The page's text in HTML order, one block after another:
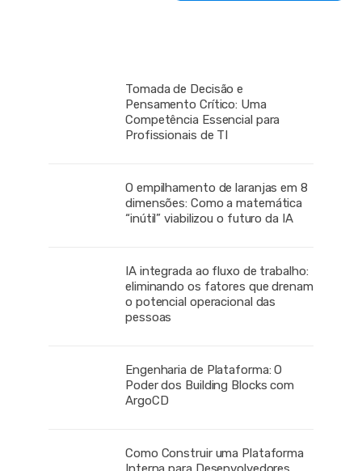
Tomada de Decisão e
Pensamento Crítico: Uma
Competência Essencial para
Profissionais de TI
O empilhamento de laranjas em 8
dimensões: Como a matemática
“inútil” viabilizou o futuro da IA
IA integrada ao fluxo de trabalho:
eliminando os fatores que drenam
o potencial operacional das
pessoas
Engenharia de Plataforma: O
Poder dos Building Blocks com
ArgoCD
Como Construir uma Plataforma